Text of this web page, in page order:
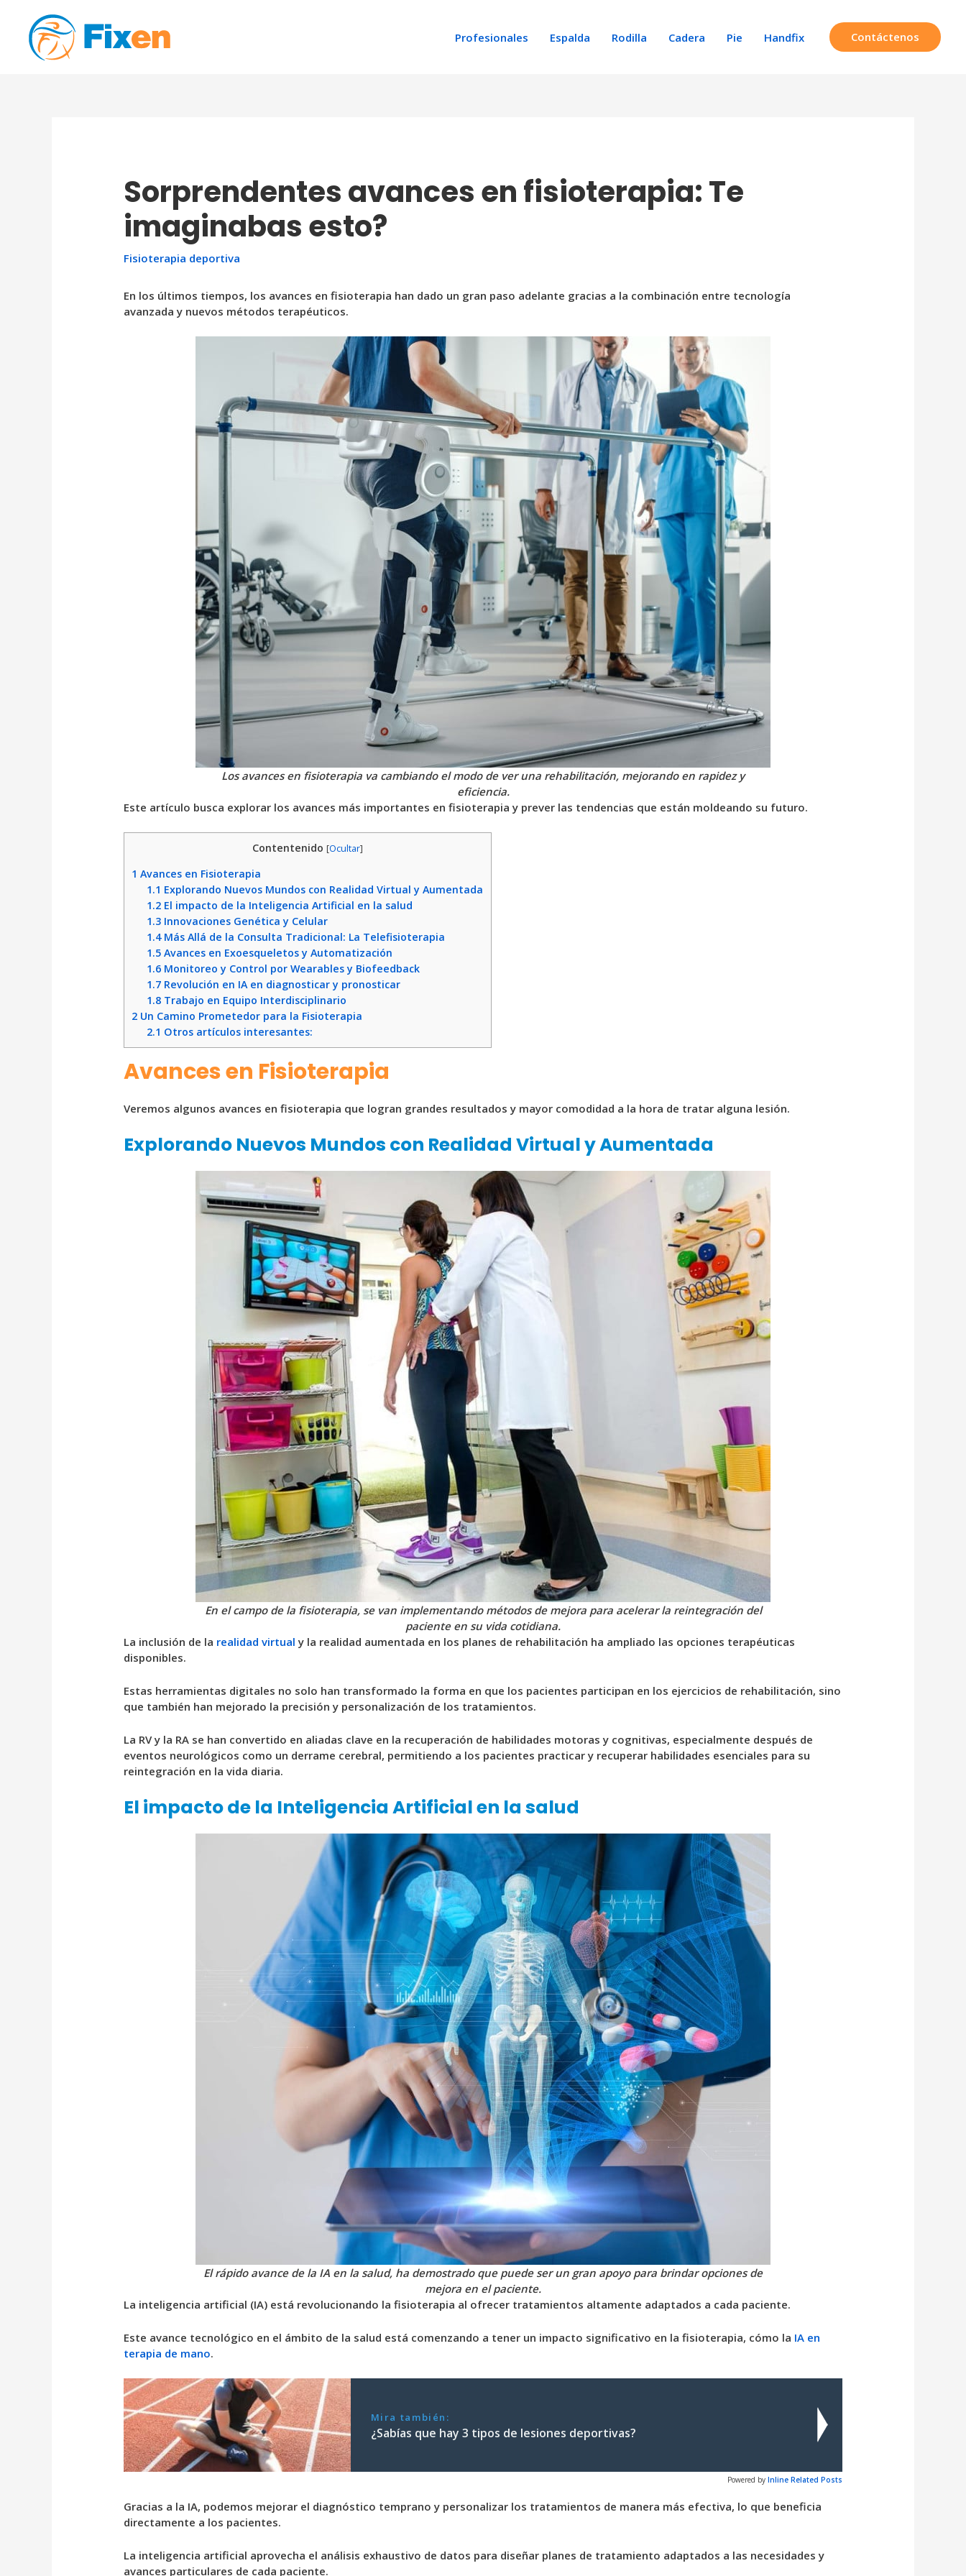
contenido
Profesionales Espalda Rodilla Cadera Pie Handfix Contáctenos
Sorprendentes avances en fisioterapia: Te
imaginabas esto?
Fisioterapia deportiva
En los últimos tiempos, los avances en fisioterapia han dado un gran paso adelante gracias a la combinación entre tecnología
avanzada y nuevos métodos terapéuticos.
Los avances en fisioterapia va cambiando el modo de ver una rehabilitación, mejorando en rapidez y
eficiencia.
Este artículo busca explorar los avances más importantes en fisioterapia y prever las tendencias que están moldeando su futuro.
Contentenido [Ocultar]
1 Avances en Fisioterapia
1.1 Explorando Nuevos Mundos con Realidad Virtual y Aumentada
1.2 El impacto de la Inteligencia Artificial en la salud
1.3 Innovaciones Genética y Celular
1.4Más Allá de la Consulta Tradicional: La Telefisioterapia
1.5 Avances en Exoesqueletos y Automatización
1.6 Monitoreo y Control por Wearables y Biofeedback
1.7 Revolución en IA en diagnosticar y pronosticar
1.8 Trabajo en Equipo Interdisciplinario
2 Un Camino Prometedor para la Fisioterapia
2.1 Otros artículos interesantes:
Avances en Fisioterapia
Veremos algunos avances en fisioterapia que logran grandes resultados y mayor comodidad a la hora de tratar alguna lesión.
Explorando Nuevos Mundos con Realidad Virtual y Aumentada
En el campo de la fisioterapia, se van implementando métodos de mejora para acelerar la reintegración del
paciente en su vida cotidiana.
La inclusión de la realidad virtual y la realidad aumentada en los planes de rehabilitación ha ampliado las opciones terapéuticas
disponibles.
Estas herramientas digitales no solo han transformado la forma en que los pacientes participan en los ejercicios de rehabilitación, sino
que también han mejorado la precisión y personalización de los tratamientos.
La RV y la RA se han convertido en aliadas clave en la recuperación de habilidades motoras y cognitivas, especialmente después de
eventos neurológicos como un derrame cerebral, permitiendo a los pacientes practicar y recuperar habilidades esenciales para su
reintegración en la vida diaria.
El impacto de la Inteligencia Artificial en la salud
El rápido avance de la IA en la salud, ha demostrado que puede ser un gran apoyo para brindar opciones de
mejora en el paciente.
La inteligencia artificial (IA) está revolucionando la fisioterapia al ofrecer tratamientos altamente adaptados a cada paciente.
Este avance tecnológico en el ámbito de la salud está comenzando a tener un impacto significativo en la fisioterapia, cómo la IA en
terapia de mano.
Mira también:
¿Sabías que hay 3 tipos de lesiones deportivas?
Powered by Inline Related Posts
Gracias a la IA, podemos mejorar el diagnóstico temprano y personalizar los tratamientos de manera más efectiva, lo que beneficia
directamente a los pacientes.
La inteligencia artificial aprovecha el análisis exhaustivo de datos para diseñar planes de tratamiento adaptados a las necesidades y
avances particulares de cada paciente.